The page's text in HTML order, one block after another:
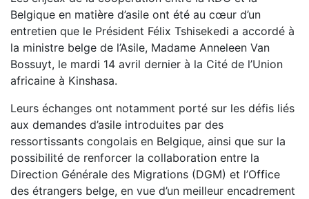
Belgique en matière d’asile ont été au cœur d’un
entretien que le Président Félix Tshisekedi a accordé à
la ministre belge de l’Asile, Madame Anneleen Van
Bossuyt, le mardi 14 avril dernier à la Cité de l’Union
africaine à Kinshasa.
Leurs échanges ont notamment porté sur les défis liés
aux demandes d’asile introduites par des
ressortissants congolais en Belgique, ainsi que sur la
possibilité de renforcer la collaboration entre la
Direction Générale des Migrations (DGM) et l’Office
des étrangers belge, en vue d’un meilleur encadrement